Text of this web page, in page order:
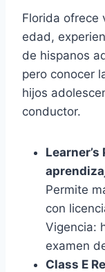
Florida ofrece
edad,
de hispanos
pero conocer
hijos
conductor.
Permite
con
Vigencia:
examen
Class E